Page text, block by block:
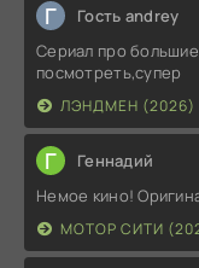
Г Гость andrey
Сериал про
посмотреть,супер
ЛЭНДМЕН (2026)
Г Геннадий
Немое кино!
МОТОР СИТИ